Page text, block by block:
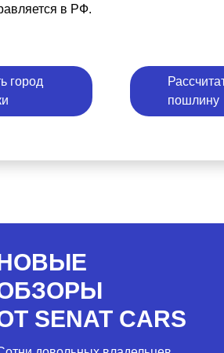
в РФ.
город
пошлину
SENAT CARS